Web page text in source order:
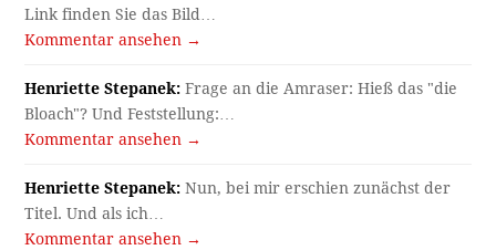
Link finden Sie das Bild…
Kommentar ansehen →
Henriette Stepanek: Frage an die Amraser: Hieß das "die
Bloach"? Und Feststellung:…
Kommentar ansehen →
Henriette Stepanek: Nun, bei mir erschien zunächst der
Titel. Und als ich…
Kommentar ansehen →